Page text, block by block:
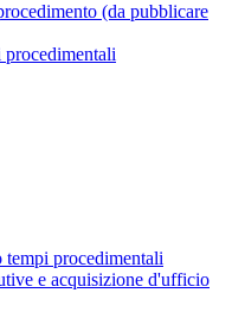
(da pubblicare
procedimentali
e acquisizione d'ufficio